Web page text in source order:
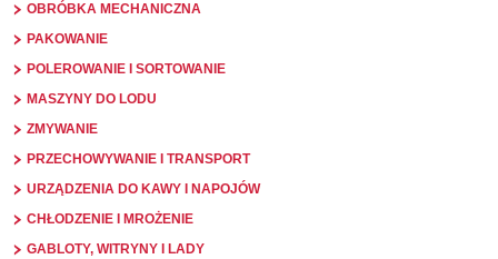
OBRÓBKA MECHANICZNA
PAKOWANIE
POLEROWANIE I SORTOWANIE
MASZYNY DO LODU
ZMYWANIE
PRZECHOWYWANIE I TRANSPORT
URZĄDZENIA DO KAWY I NAPOJÓW
CHŁODZENIE I MROŻENIE
GABLOTY, WITRYNY I LADY